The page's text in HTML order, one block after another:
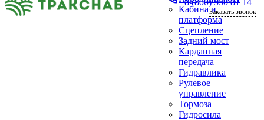
Кабина и
платформа
Сцепление
Задний мост
Карданная
передача
Гидравлика
Рулевое
управление
Тормоза
Гидросила
Заказать звонок